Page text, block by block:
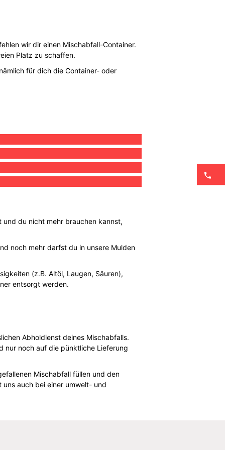
wir dir einen Mischabfall-Container.
Platz zu schaffen.
für dich die Container- oder
und du nicht mehr brauchen kannst,
noch mehr darfst du in unsere Mulden
(z.B. Altöl, Laugen, Säuren),
entsorgt werden.
Abholdienst deines Mischabfalls.
nur noch auf die pünktliche Lieferung
Mischabfall füllen und den
auch bei einer umwelt- und